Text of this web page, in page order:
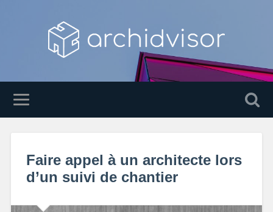
Faire appel à un architecte lors
d’un suivi de chantier